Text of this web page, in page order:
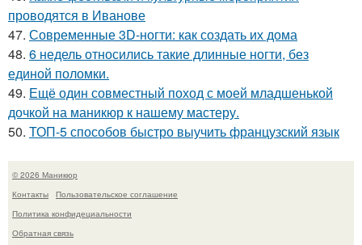
проводятся в Иванове
47. Современные 3D-ногти: как создать их дома
48. 6 недель относились такие длинные ногти, без
единой поломки.
49. Ещё один совместный поход с моей младшенькой
дочкой на маникюр к нашему мастеру.
50. ТОП-5 способов быстро выучить французский язык
© 2026 Маникюр
Контакты
Пользовательское соглашение
Политика конфидециальности
Обратная связь